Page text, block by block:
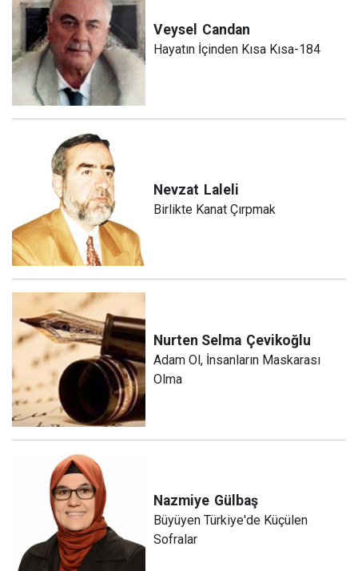
Veysel Candan
Hayatın İçinden Kısa Kısa-184
Nevzat Laleli
Birlikte Kanat Çırpmak
Nurten Selma Çevikoğlu
Adam Ol, İnsanların Maskarası
Olma
Nazmiye Gülbaş
Büyüyen Türkiye'de Küçülen
Sofralar